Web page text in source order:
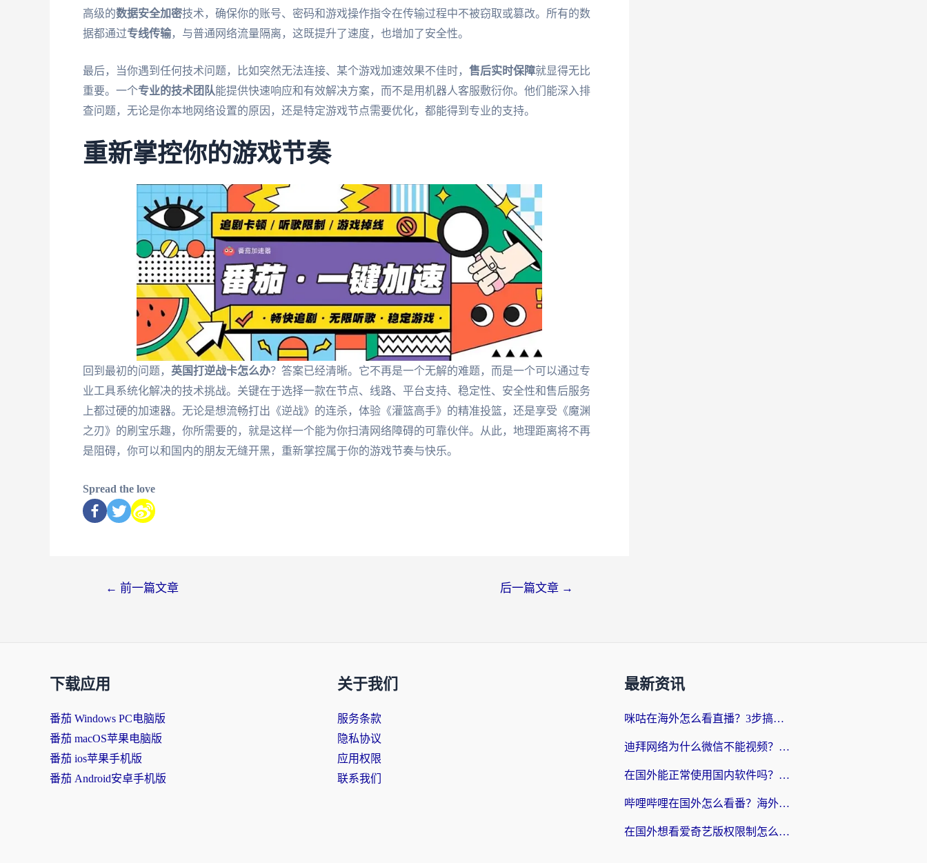
高级的数据安全加密技术，确保你的账号、密码和游戏操作指令在传输过程中不被窃取或篡改。所有的数
据都通过专线传输，与普通网络流量隔离，这既提升了速度，也增加了安全性。
最后，当你遇到任何技术问题，比如突然无法连接、某个游戏加速效果不佳时， 售后实时保障就显得无比
重要。一个专业的技术团队能提供快速响应和有效解决方案，而不是用机器人客服敷衍你。他们能深入排
查问题，无论是你本地网络设置的原因，还是特定游戏节点需要优化，都能得到专业的支持。
重新掌控你的游戏节奏
回到最初的问题， 英国打逆战卡怎么办？答案已经清晰。它不再是一个无解的难题，而是一个可以通过专
业工具系统化解决的技术挑战。关键在于选择一款在节点、线路、平台支持、稳定性、安全性和售后服务
上都过硬的加速器。无论是想流畅打出《逆战》的连杀，体验《灌篮高手》的精准投篮，还是享受《魔渊
之刃》的刷宝乐趣，你所需要的，就是这样一个能为你扫清网络障碍的可靠伙伴。从此，地理距离将不再
是阻碍，你可以和国内的朋友无缝开黑，重新掌控属于你的游戏节奏与快乐。
Spread the love
← 前一篇文章 后一篇文章 →
下载应用
番茄 Windows PC电脑版
番茄 macOS苹果电脑版
番茄 ios苹果手机版
番茄 Android安卓手机版
关于我们
服务条款
隐私协议
应用权限
联系我们
最新资讯
咪咕在海外怎么看直播？3步搞定地域限制，还能畅看腾讯视频与国内热剧
迪拜网络为什么微信不能视频？海外党必看的回国加速全攻略
在国外能正常使用国内软件吗？海外党亲测有效的无缝访问指南
哔哩哔哩在国外怎么看番？海外党追剧看片的终极解决方案
在国外想看爱奇艺版权限制怎么办？海外华人必看的追剧自由指南